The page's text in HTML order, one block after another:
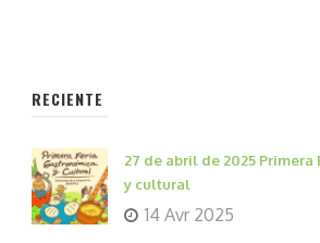
RECIENTE
27 de abril de 2025 Primera
y cultural
14 Avr 2025